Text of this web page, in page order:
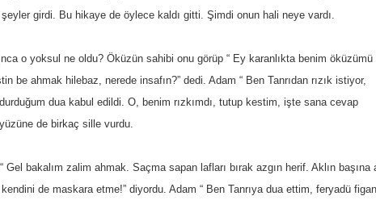
girdi. Bu hikaye de öylece kaldı gitti. Şimdi onun hali neye vardı.
o yoksul ne oldu? Öküzün sahibi onu görüp “ Ey karanlıkta benim öküzümü
be ahmak hilebaz, nerede insafın?” dedi. Adam “ Ben Tanrıdan rızık istiyor,
dua kabul edildi. O, benim rızkımdı, tutup kestim, işte sana cevap
de birkaç sille vurdu.
bakalım zalim ahmak. Saçma sapan lafları bırak azgın herif. Aklın başına
de maskara etme!” diyordu. Adam “ Ben Tanrıya dua ettim, feryadü figan